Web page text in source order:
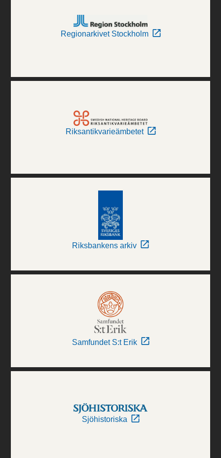
Regionarkivet Stockholm
Riksantikvarieämbetet
Riksbankens arkiv
Samfundet S:t Erik
Sjöhistoriska